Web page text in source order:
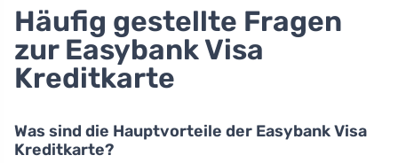
Häufig gestellte Fragen
zur Easybank Visa
Kreditkarte
Was sind die Hauptvorteile der Easybank Visa
Kreditkarte?